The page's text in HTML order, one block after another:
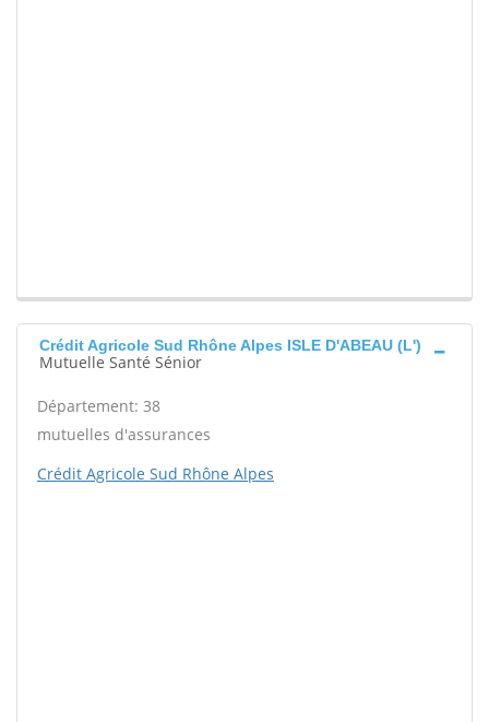
Crédit Agricole Sud Rhône Alpes ISLE D'ABEAU (L')
Mutuelle Santé Sénior
Département: 38
mutuelles d'assurances
Crédit Agricole Sud Rhône Alpes